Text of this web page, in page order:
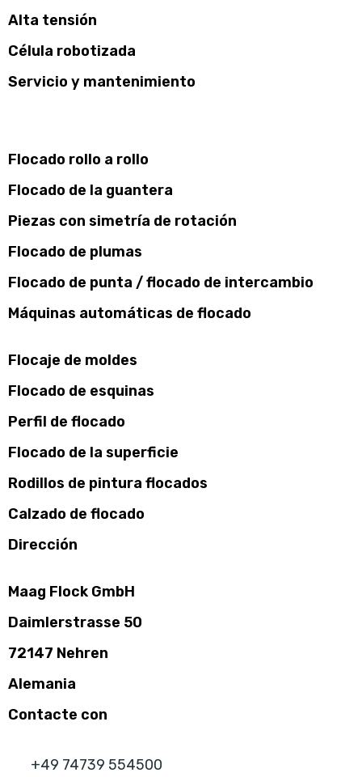
Máquinas automáticas de flocado
Flocaje de moldes
Flocado de esquinas
Perfil de flocado
Flocado de la superficie
Rodillos de pintura flocados
Calzado de flocado
Flocado rollo a rollo
Flocado de la guantera
Piezas con simetría de rotación
Flocado de plumas
Flocado de punta / flocado de intercambio
Alta tensión
Célula robotizada
Servicio y mantenimiento
Dirección
Maag Flock GmbH
Daimlerstrasse 50
72147 Nehren
Alemania
Contacte con
+49 74739 554500